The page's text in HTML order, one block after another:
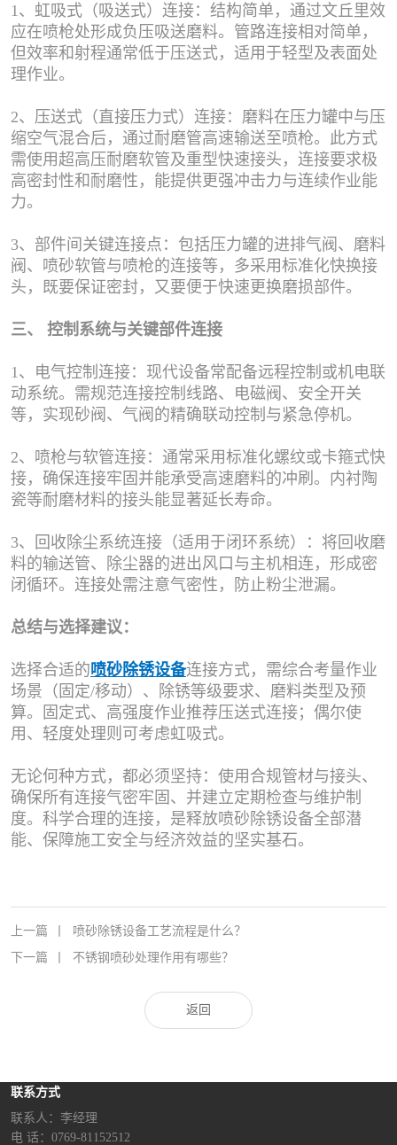
1、虹吸式（吸送式）连接：结构简单，通过文丘里效
应在喷枪处形成负压吸送磨料。管路连接相对简单，
但效率和射程通常低于压送式，适用于轻型及表面处
理作业。
2、压送式（直接压力式）连接：磨料在压力罐中与压
缩空气混合后，通过耐磨管高速输送至喷枪。此方式
需使用超高压耐磨软管及重型快速接头，连接要求极
高密封性和耐磨性，能提供更强冲击力与连续作业能
力。
3、部件间关键连接点：包括压力罐的进排气阀、磨料
阀、喷砂软管与喷枪的连接等，多采用标准化快换接
头，既要保证密封，又要便于快速更换磨损部件。
三、 控制系统与关键部件连接
1、电气控制连接：现代设备常配备远程控制或机电联
动系统。需规范连接控制线路、电磁阀、安全开关
等，实现砂阀、气阀的精确联动控制与紧急停机。
2、喷枪与软管连接：通常采用标准化螺纹或卡箍式快
接，确保连接牢固并能承受高速磨料的冲刷。内衬陶
瓷等耐磨材料的接头能显著延长寿命。
3、回收除尘系统连接（适用于闭环系统）：将回收磨
料的输送管、除尘器的进出风口与主机相连，形成密
闭循环。连接处需注意气密性，防止粉尘泄漏。
总结与选择建议：
选择合适的喷砂除锈设备连接方式，需综合考量作业
场景（固定/移动）、除锈等级要求、磨料类型及预
算。固定式、高强度作业推荐压送式连接；偶尔使
用、轻度处理则可考虑虹吸式。
无论何种方式，都必须坚持：使用合规管材与接头、
确保所有连接气密牢固、并建立定期检查与维护制
度。科学合理的连接，是释放喷砂除锈设备全部潜
能、保障施工安全与经济效益的坚实基石。
上一篇
喷砂除锈设备工艺流程是什么？
下一篇
不锈钢喷砂处理作用有哪些？
返回
联系方式
联系人：李经理‬
电 话：0769-81152512